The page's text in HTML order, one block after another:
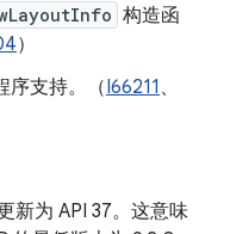
构造函
）
序支持。（I66211 、
新为 API 37。这意味